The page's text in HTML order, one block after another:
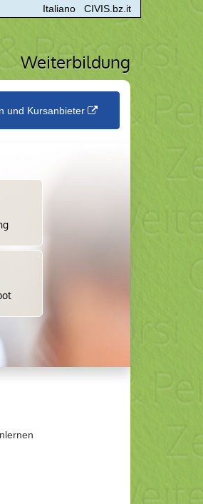
Italiano CIVIS.bz.it
Weiterbildung
und Kursanbieter